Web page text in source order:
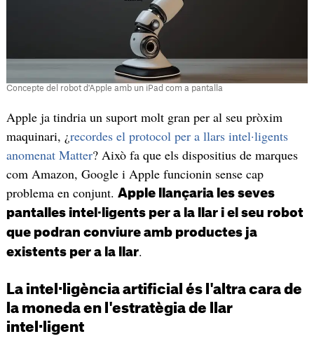
Concepte del robot d'Apple amb un iPad com a pantalla
Apple ja tindria un suport molt gran per al seu pròxim
maquinari, ¿recordes el protocol per a llars intel·ligents
anomenat Matter? Això fa que els dispositius de marques
com Amazon, Google i Apple funcionin sense cap
problema en conjunt. Apple llançaria les seves
pantalles intel·ligents per a la llar i el seu robot
que podran conviure amb productes ja
existents per a la llar.
La intel·ligència artificial és l'altra cara de
la moneda en l'estratègia de llar
intel·ligent